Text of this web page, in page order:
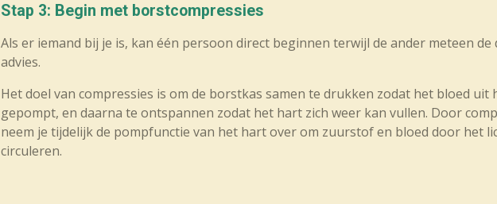
Stap 3: Begin met borstcompressies
Als er iemand bij je is, kan één persoon direct beginnen terwijl de ander meteen
advies.
Het doel van compressies is om de borstkas samen te drukken zodat het bloed
gepompt, en daarna te ontspannen zodat het hart zich weer kan vullen. Door
neem je tijdelijk de pompfunctie van het hart over om zuurstof en bloed door het
circuleren.